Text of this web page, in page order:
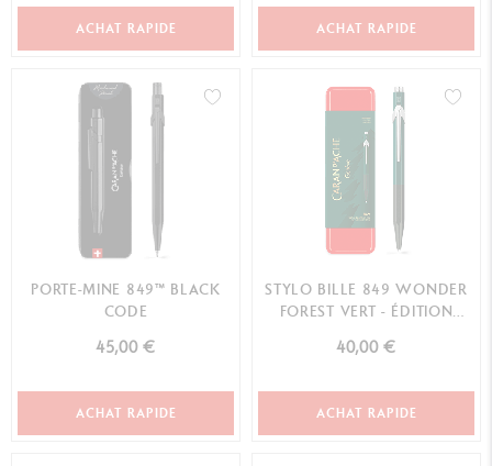
ACHAT RAPIDE ACHAT RAPIDE
PORTE-MINE 849™ BLACK
CODE
45,00 €
ACHAT RAPIDE
STYLO BILLE 849 WONDER
FOREST VERT - ÉDITION
40,00 €
ACHAT RAPIDE